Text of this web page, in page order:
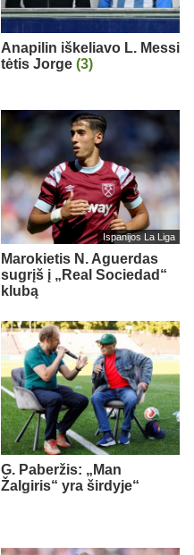
Anapilin iškeliavo L. Messi
tėtis Jorge (3)
Ispanijos La Liga
Marokietis N. Aguerdas
sugrįš į „Real Sociedad“
klubą
G. Paberžis: „Man
Žalgiris“ yra širdyje“